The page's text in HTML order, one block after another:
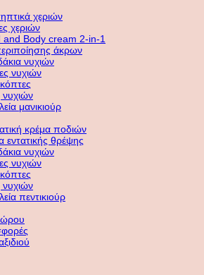
χεριών
χεριών
and Body cream 2-in-1
άκρων
νυχιών
νυχιών
νυχιών
μανικιούρ
κρέμα ποδιών
εντατικής θρέψης
νυχιών
νυχιών
νυχιών
πεντικιούρ